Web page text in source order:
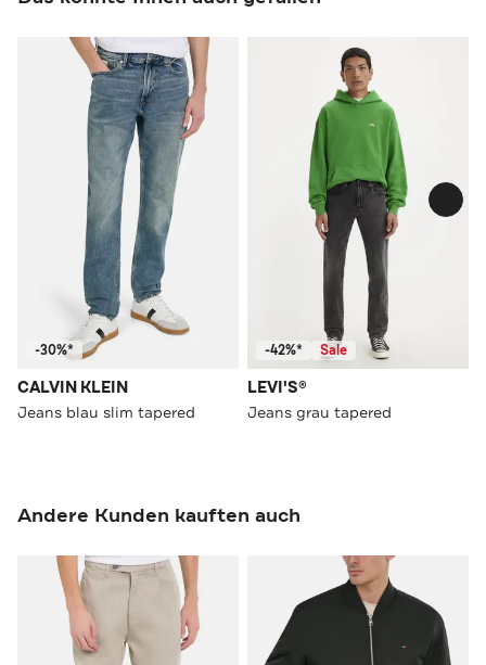
-30%*
CALVIN KLEIN
Jeans blau slim tapered
-42%* Sale
LEVI'S®
Jeans grau tapered
Andere Kunden kauften auch